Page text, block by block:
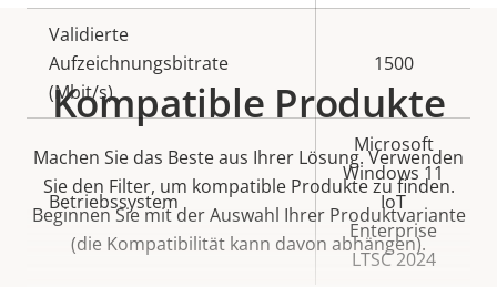
Validierte
Aufzeichnungsbitrate
(Mbit/s)
1500
Betriebssystem
Microsoft
Windows 11
IoT
Enterprise
LTSC 2024
Kompatible Produkte
Machen Sie das Beste aus Ihrer Lösung. Verwenden
Sie den Filter, um kompatible Produkte zu finden.
Beginnen Sie mit der Auswahl Ihrer Produktvariante
(die Kompatibilität kann davon abhängen).